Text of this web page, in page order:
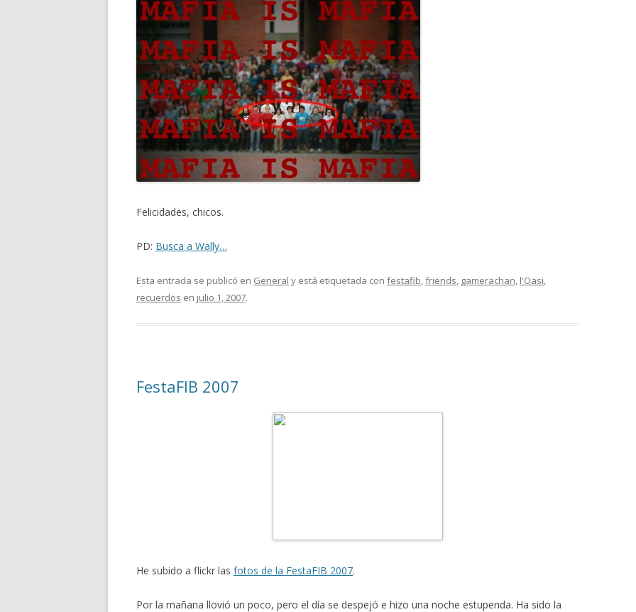
Felicidades, chicos.
PD: Busca a Wally…
Esta entrada se publicó en General y está etiquetada con festafib,friends, gamerachan, l'Oasi,
recuerdos en julio 1, 2007.
FestaFIB 2007
He subido a flickr las fotos de la FestaFIB 2007.
Por la mañana llovió un poco, pero el día se despejó e hizo una noche estupenda. Ha sido la